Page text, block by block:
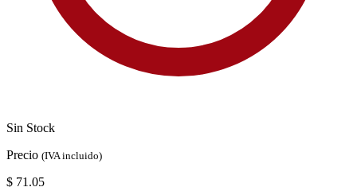
Sin Stock
Precio (IVA incluido)
$ 71.05